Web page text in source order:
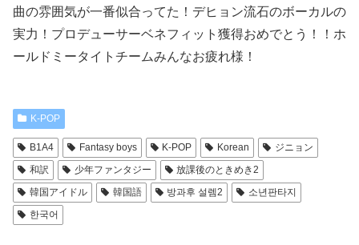
曲の雰囲気が一番似合ってた！デヒョン流石のボーカルの
実力！プロデューサーベネフィット獲得おめでとう！！ホ
ールドミータイトチームみんなお疲れ様！
K-POP
B1A4 Fantasy boys K-POP Korean
ジニョン
和訳
少年ファンタジー
放課後のときめき2
韓国アイドル
韓国語 방과후 설렘2
소년판타지
한국어